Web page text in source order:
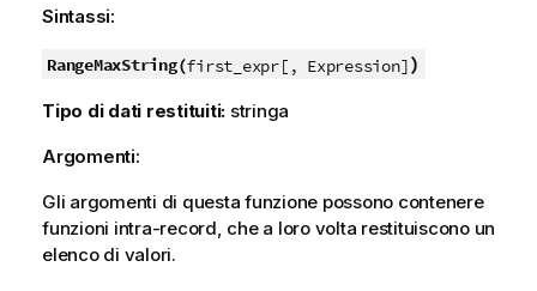
Sintassi:
RangeMaxString(first_expr[, Expression])
Tipo di dati restituiti: stringa
Argomenti:
Gli argomenti di questa funzione possono contenere
funzioni intra-record, che a loro volta restituiscono un
elenco di valori.